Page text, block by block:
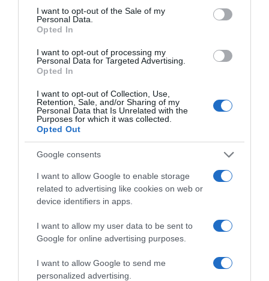
consent section.
I want to opt-out of the Sale of my
Personal Data.
Opted In
I want to opt-out of processing my
Personal Data for Targeted Advertising.
Opted In
I want to opt-out of Collection, Use,
Retention, Sale, and/or Sharing of my
Personal Data that Is Unrelated with the
Purposes for which it was collected.
Opted Out
Google consents
I want to allow Google to enable storage
related to advertising like cookies on web or
device identifiers in apps.
I want to allow my user data to be sent to
Google for online advertising purposes.
I want to allow Google to send me
personalized advertising.
Modern megoldások a rohanó napokra